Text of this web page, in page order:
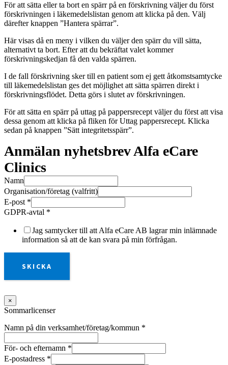
För att sätta eller ta bort en spärr på en förskrivning väljer du först
förskrivningen i läkemedelslistan genom att klicka på den. Välj
därefter knappen ”Hantera spärrar”.
Här visas då en meny i vilken du väljer den spärr du vill sätta,
alternativt ta bort. Efter att du bekräftat valet kommer
förskrivningskedjan få den valda spärren.
I de fall förskrivning sker till en patient som ej gett åtkomstsamtycke
till läkemedelslistan ges det möjlighet att sätta spärren direkt i
förskrivningsflödet. Detta görs i slutet av förskrivningen.
För att sätta en spärr på uttag på pappersrecept väljer du först att visa
dessa genom att klicka på fliken för Uttag pappersrecept. Klicka
sedan på knappen ”Sätt integritetsspärr”.
Anmälan nyhetsbrev Alfa eCare
Clinics
Namn
Organisation/företag (valfritt)
E-post *
GDPR-avtal *
Jag samtycker till att Alfa eCare AB lagrar min inlämnade
information så att de kan svara på min förfrågan.
SKICKA
×
Sommarlicenser
Namn på din verksamhet/företag/kommun *
För- och efternamn *
E-postadress *